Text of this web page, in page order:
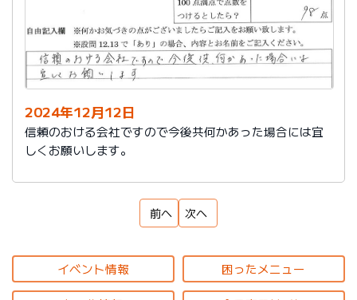
2024年12月12日
信頼のおける会社ですので今後共何かあった場合には宜
しくお願いします。
前へ 次へ
イベント情報 困ったメニュー